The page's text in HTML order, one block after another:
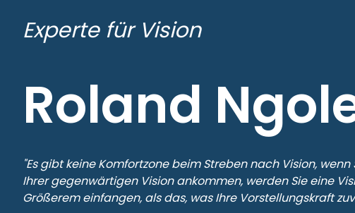
Experte für Vision
Roland
"Es gibt keine Komfortzone beim Streben nach Vision, wenn
Ihrer gegenwärtigen Vision ankommen, werden Sie eine
Größerem einfangen, als das, was Ihre Vorstellungskraft